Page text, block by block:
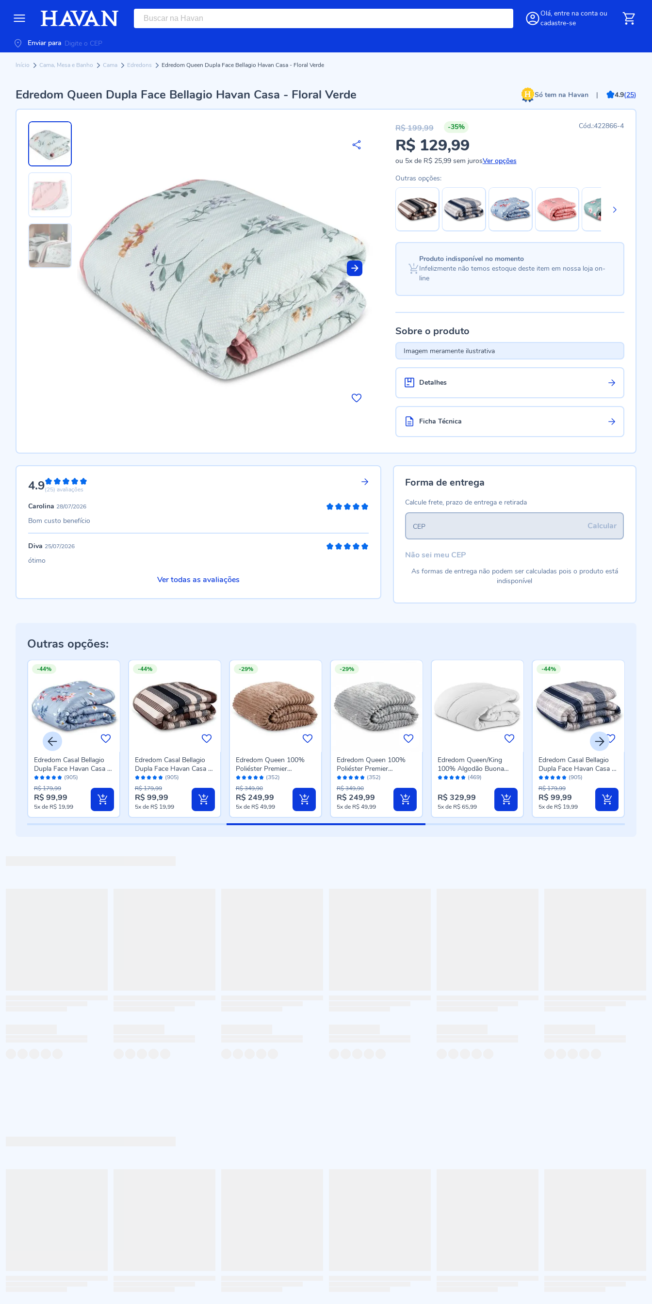
Olá, entre na conta ou
cadastre-se
Enviar para
Início Cama, Mesa e Banho Cama Edredons Edredom Queen Dupla Face Bellagio Havan Casa - Floral Verde
Edredom Queen Dupla Face Bellagio Havan Casa - Floral Verde Só tem na Havan | 4.9(25)
-35% 422866-4
Preço
especial
R$ 129,99
R$ 199,99
ou 5xde R$ 25,99sem jurosVer opções
Outras opções:
Produto indisponível no momento
Infelizmente não temos estoque deste item em nossa loja on-
line
Sobre o produto
Imagem meramente ilustrativa
Detalhes
Ficha Técnica
4.998%
(25) avaliações
Carolina 28/07/2026
Bom custo benefício
Diva 25/07/2026
ótimo
Ver todas as avaliações
Forma de entrega
Calcule frete, prazo de entrega e retirada
Calcular
CEP
Não sei meu CEP
As formas de entrega não podem ser calculadas pois o produto está
indisponível
Outras opções:
-44%
Avaliação:
96%
(905)
Edredom Casal Bellagio
Dupla Face Havan Casa -
Jade Floral Azul
Preço
especial
R$ 99,99
R$ 179,99
5xde R$ 19,99
-44%
Avaliação:
96%
(905)
Edredom Casal Bellagio
Dupla Face Havan Casa -
Caio Geo Azul
Preço
especial
R$ 99,99
R$ 179,99
5xde R$ 19,99
-29%
Avaliação:
96%
(352)
Edredom Queen 100%
Poliéster Premier
Canelado Havan Casa -
Cru
Preço
especial
R$ 249,99
R$ 349,90
5xde R$ 49,99
-29%
Avaliação:
96%
(352)
Edredom Queen 100%
Poliéster Premier
Canelado Havan Casa -
Prata
Preço
especial
R$ 249,99
R$ 349,90
5xde R$ 49,99
Avaliação: (469)
Edredom Queen/King
100% Algodão Buona
Fortuna - Branco
R$ 329,99
5xde R$ 65,99
-44%
Avaliação:
96%
(905)
Edredom Casal Bellagio
Dupla Face Havan Casa -
Davi Geo Cinza
Preço
especial
R$ 99,99
R$ 179,99
5xde R$ 19,99